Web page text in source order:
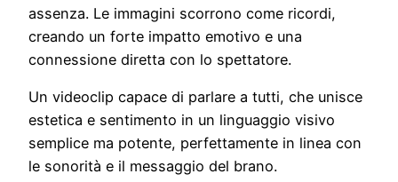
assenza. Le immagini scorrono come ricordi,
creando un forte impatto emotivo e una
connessione diretta con lo spettatore.
Un videoclip capace di parlare a tutti, che unisce
estetica e sentimento in un linguaggio visivo
semplice ma potente, perfettamente in linea con
le sonorità e il messaggio del brano.